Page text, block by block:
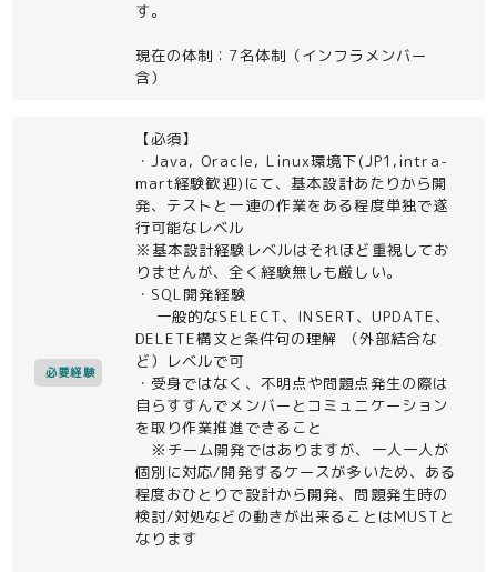
す。
現在の体制：7名体制（インフラメンバー
含）
必要経験
【必須】
・Java, Oracle, Linux環境下(JP1,intra-
mart経験歓迎)にて、基本設計あたりから開
発、テストと一連の作業をある程度単独で遂
行可能なレベル
※基本設計経験レベルはそれほど重視してお
りませんが、全く経験無しも厳しい。
・SQL開発経験
一般的なSELECT、INSERT、UPDATE、
DELETE構文と条件句の理解 （外部結合な
ど）レベルで可
・受身ではなく、不明点や問題点発生の際は
自らすすんでメンバーとコミュニケーション
を取り作業推進できること
※チーム開発ではありますが、一人一人が
個別に対応/開発するケースが多いため、ある
程度おひとりで設計から開発、問題発生時の
検討/対処などの動きが出来ることはMUSTと
なります